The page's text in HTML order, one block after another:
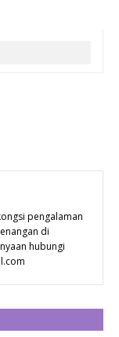
pengalaman
di
hubungi